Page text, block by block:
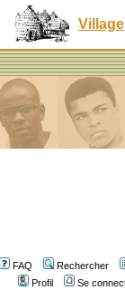
Village
FAQ
Rechercher
Profil
Se